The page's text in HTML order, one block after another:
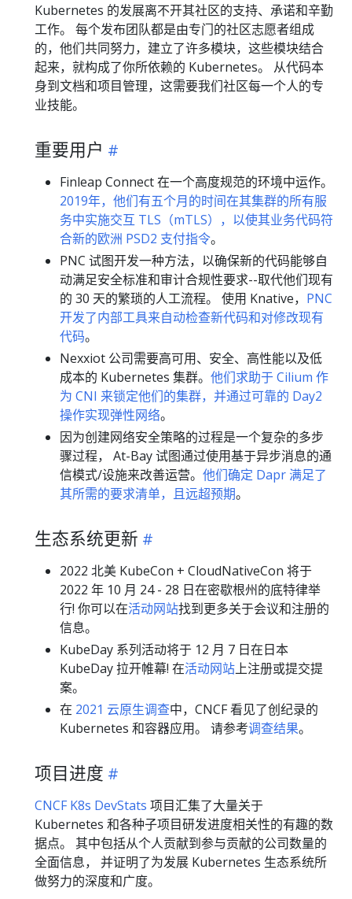
Kubernetes 的发展离不开其社区的支持、承诺和辛勤
工作。 每个发布团队都是由专门的社区志愿者组成
的，他们共同努力，建立了许多模块，这些模块结合
起来，就构成了你所依赖的 Kubernetes。 从代码本
身到文档和项目管理，这需要我们社区每一个人的专
业技能。
重要用户
Finleap Connect 在一个高度规范的环境中运作。
2019年，他们有五个月的时间在其集群的所有服
务中实施交互 TLS（mTLS），以使其业务代码符
合新的欧洲 PSD2 支付指令。
PNC 试图开发一种方法，以确保新的代码能够自
动满足安全标准和审计合规性要求--取代他们现有
的 30 天的繁琐的人工流程。 使用 Knative， PNC
开发了内部工具来自动检查新代码和对修改现有
代码。
Nexxiot 公司需要高可用、安全、高性能以及低
成本的 Kubernetes 集群。 他们求助于 Cilium 作
为 CNI 来锁定他们的集群，并通过可靠的 Day2
操作实现弹性网络。
因为创建网络安全策略的过程是一个复杂的多步
骤过程， At-Bay 试图通过使用基于异步消息的通
信模式/设施来改善运营。 他们确定 Dapr 满足了
其所需的要求清单，且远超预期。
生态系统更新
2022 北美 KubeCon + CloudNativeCon 将于
2022 年 10 月 24 - 28 日在密歇根州的底特律举
行! 你可以在活动网站找到更多关于会议和注册的
信息。
KubeDay 系列活动将于 12 月 7 日在日本
KubeDay 拉开帷幕! 在活动网站上注册或提交提
案。
在 2021 云原生调查中，CNCF 看见了创纪录的
Kubernetes 和容器应用。 请参考调查结果。
项目进度
CNCF K8s DevStats 项目汇集了大量关于
Kubernetes 和各种子项目研发进度相关性的有趣的数
据点。 其中包括从个人贡献到参与贡献的公司数量的
全面信息， 并证明了为发展 Kubernetes 生态系统所
做努力的深度和广度。